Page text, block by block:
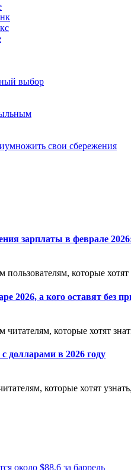
выбор
свои сбережения
зарплаты в феврале
которые
2026, а кого оставят без
которые хотят
долларами в 2026 году
которые хотят
около $88,6 за баррель